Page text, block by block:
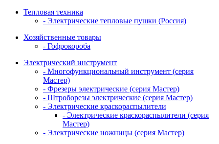
Тепловая техника
- Электрические тепловые пушки (Россия)
Хозяйственные товары
- Гофрокороба
Электрический инструмент
- Многофункциональный инструмент (серия
Мастер)
- Фрезеры электрические (серия Мастер)
- Штроборезы электрические (серия Мастер)
- Электрические краскораспылители
- Электрические краскораспылители (серия
Мастер)
- Электрические ножницы (серия Мастер)